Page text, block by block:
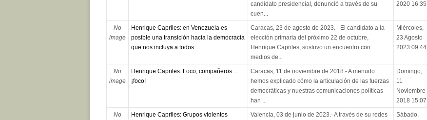
candidato presidencial, denunció a través de su
cuen...
2020 16:35
No
image
Henrique Capriles: en Venezuela es
posible una transición hacia la democracia
que nos incluya a todos
Caracas, 23 de agosto de 2023. - El candidato a la
elección primaria del próximo 22 de octubre,
Henrique Capriles, sostuvo un encuentro con
medios de...
Miércoles,
23 Agosto
2023 09:44
No
image
Henrique Capriles: Foco, compañeros…
¡foco!
Caracas, 11 de noviembre de 2018.- A menudo
hemos explicado cómo la articulación de las fuerzas
democráticas y nuestras comunicaciones políticas
han ...
Domingo,
11
Noviembre
2018 15:07
No
Henrique Capriles: Grupos violentos
Valencia, 03 de junio de 2023.- A través de su redes
Sábado,